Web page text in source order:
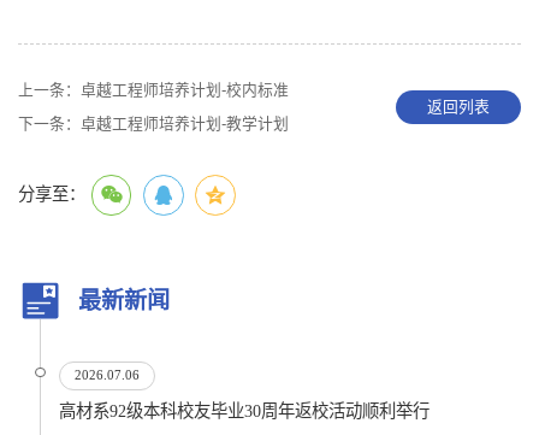
上一条： 卓越工程师培养计划-校内标准
下一条： 卓越工程师培养计划-教学计划
返回列表
分享至：
最新新闻
2026.07.06
高材系92级本科校友毕业30周年返校活动顺利举行